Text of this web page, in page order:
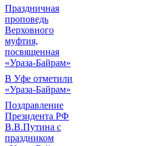
Праздничная
проповедь
Верховного
муфтия,
посвященная
«Ураза-Байрам»
В Уфе отметили
«Ураза-Байрам»
Поздравление
Президента РФ
В.В.Путина с
праздником